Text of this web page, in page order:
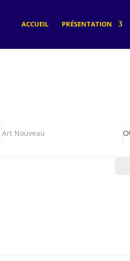
ACCUEIL PRÉSENTATION
Art Nouveau